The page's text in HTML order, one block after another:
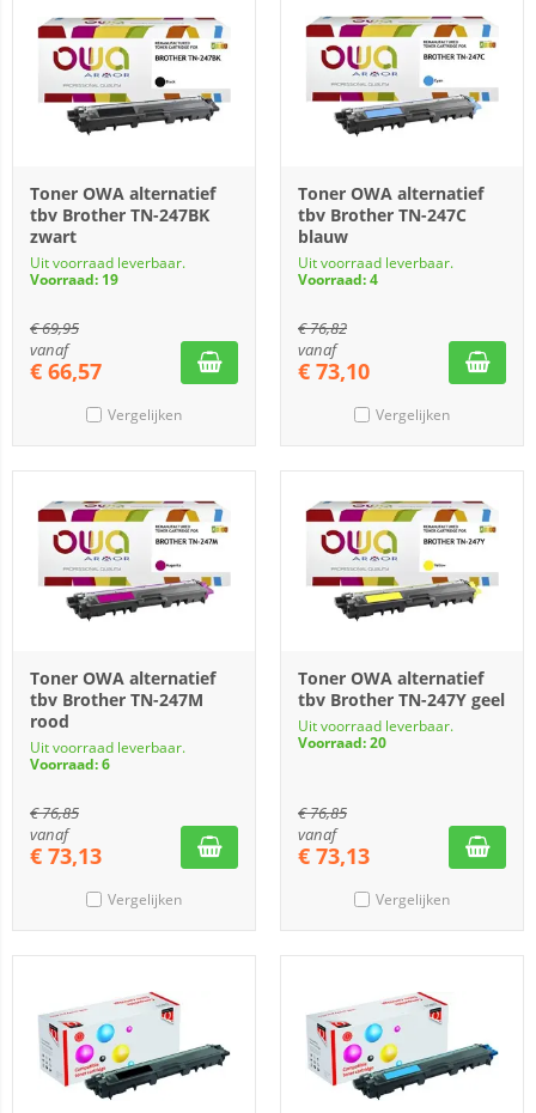
Toner OWA alternatief
tbv Brother TN-247BK
zwart
Uit voorraad leverbaar.
Voorraad: 19
€69,95
vanaf
€ 66,57
Vergelijken
Toner OWA alternatief
tbv Brother TN-247C
blauw
Uit voorraad leverbaar.
Voorraad: 4
€76,82
vanaf
€ 73,10
Vergelijken
Toner OWA alternatief
tbv Brother TN-247M
rood
Uit voorraad leverbaar.
Voorraad: 6
€76,85
vanaf
€ 73,13
Vergelijken
Toner OWA alternatief
tbv Brother TN-247Y geel
Uit voorraad leverbaar.
Voorraad: 20
€76,85
vanaf
€ 73,13
Vergelijken